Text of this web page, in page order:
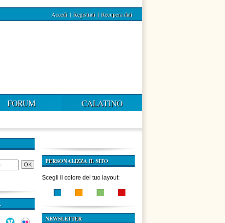
Accedi | Registrati | Recupera dati
FORUM CALATINO
PERSONALIZZA IL SITO
Scegli il colore del tuo layout:
NEWSLETTER